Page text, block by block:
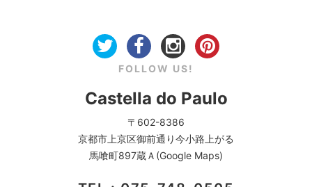
FOLLOW US!
Castella do Paulo
〒602-8386
京都市上京区御前通り今小路上がる
馬喰町897蔵Ａ(Google Maps)